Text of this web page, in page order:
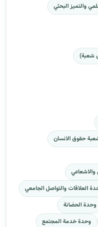
والتميز البحثي
شعبة)
حقوق الانسان
والاشعاعي
العلاقات والتواصل الجامعي
وحدة الحضانة
وحدة خدمة المجتمع